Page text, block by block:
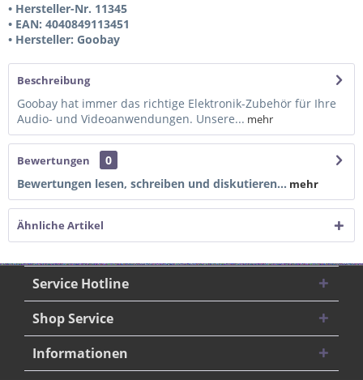
• Hersteller-Nr. 11345
• EAN: 4040849113451
• Hersteller: Goobay
Beschreibung
Goobay hat immer das richtige Elektronik-Zubehör für Ihre
Audio- und Videoanwendungen. Unsere... mehr
Bewertungen
0
Bewertungen lesen, schreiben und diskutieren... mehr
Ähnliche Artikel
Service Hotline
Shop Service
Informationen